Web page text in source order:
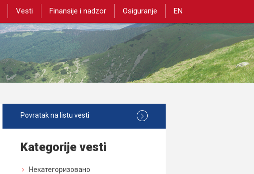
Vesti Finansije i nadzor Osiguranje EN
Povratak na listu vesti
Kategorije vesti
Некатегоризовано